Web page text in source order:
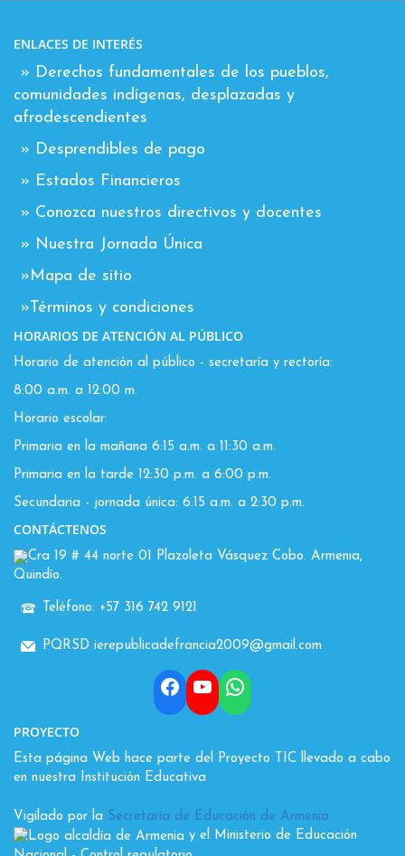
ENLACES DE INTERÉS
» Derechos fundamentales de los pueblos,
comunidades indígenas, desplazadas y
afrodescendientes
» Desprendibles de pago
» Estados Financieros
» Conozca nuestros directivos y docentes
» Nuestra Jornada Única
»Mapa de sitio
»Términos y condiciones
HORARIOS DE ATENCIÓN AL PÚBLICO
Horario de atención al público - secretaría y rectoría:
8:00 a.m. a 12:00 m.
Horario escolar:
Primaria en la mañana 6:15 a.m. a 11:30 a.m.
Primaria en la tarde 12:30 p.m. a 6:00 p.m.
Secundaria - jornada única: 6:15 a.m. a 2:30 p.m.
CONTÁCTENOS
Cra 19 # 44 norte 01 Plazoleta Vásquez Cobo. Armenia,
Quindío.
Teléfono: +57 316 742 9121
PQRSD ierepublicadefrancia2009@gmail.com
Facebook
YouTubeWhatsApp
PROYECTO
Esta página Web hace parte del Proyecto TIC llevado a cabo
en nuestra Institución Educativa
Vigilado por la Secretaría de Educación de Armenia
y el Ministerio de Educación